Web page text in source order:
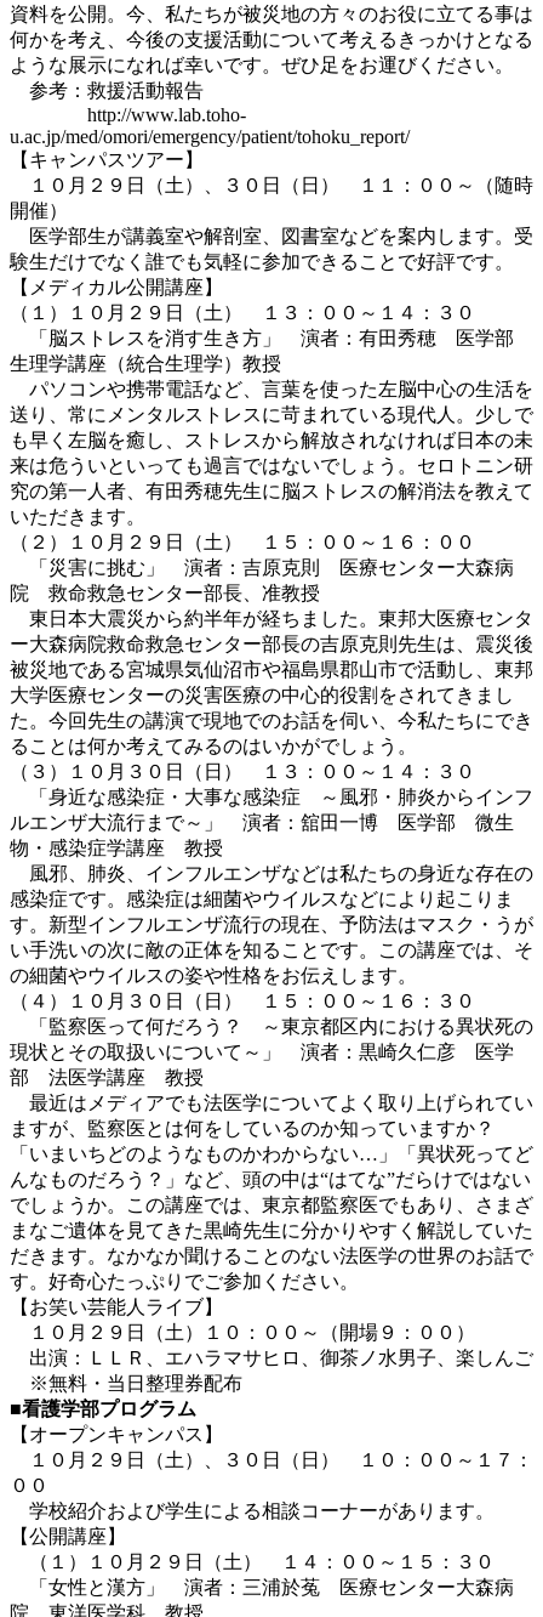
資料を公開。今、私たちが被災地の方々のお役に立てる事は
何かを考え、今後の支援活動について考えるきっかけとなる
ような展示になれば幸いです。ぜひ足をお運びください。
参考：救援活動報告
http://www.lab.toho-
u.ac.jp/med/omori/emergency/patient/tohoku_report/
【キャンパスツアー】
１０月２９日（土）、３０日（日） １１：００～（随時
開催）
医学部生が講義室や解剖室、図書室などを案内します。受
験生だけでなく誰でも気軽に参加できることで好評です。
【メディカル公開講座】
（１）１０月２９日（土） １３：００～１４：３０
「脳ストレスを消す生き方」 演者：有田秀穂 医学部
生理学講座（統合生理学）教授
パソコンや携帯電話など、言葉を使った左脳中心の生活を
送り、常にメンタルストレスに苛まれている現代人。少しで
も早く左脳を癒し、ストレスから解放されなければ日本の未
来は危ういといっても過言ではないでしょう。セロトニン研
究の第一人者、有田秀穂先生に脳ストレスの解消法を教えて
いただきます。
（２）１０月２９日（土） １５：００～１６：００
「災害に挑む」 演者：吉原克則 医療センター大森病
院 救命救急センター部長、准教授
東日本大震災から約半年が経ちました。東邦大医療センタ
ー大森病院救命救急センター部長の吉原克則先生は、震災後
被災地である宮城県気仙沼市や福島県郡山市で活動し、東邦
大学医療センターの災害医療の中心的役割をされてきまし
た。今回先生の講演で現地でのお話を伺い、今私たちにでき
ることは何か考えてみるのはいかがでしょう。
（３）１０月３０日（日） １３：００～１４：３０
「身近な感染症・大事な感染症 ～風邪・肺炎からインフ
ルエンザ大流行まで～」 演者：舘田一博 医学部 微生
物・感染症学講座 教授
風邪、肺炎、インフルエンザなどは私たちの身近な存在の
感染症です。感染症は細菌やウイルスなどにより起こりま
す。新型インフルエンザ流行の現在、予防法はマスク・うが
い手洗いの次に敵の正体を知ることです。この講座では、そ
の細菌やウイルスの姿や性格をお伝えします。
（４）１０月３０日（日） １５：００～１６：３０
「監察医って何だろう？ ～東京都区内における異状死の
現状とその取扱いについて～」 演者：黒崎久仁彦 医学
部 法医学講座 教授
最近はメディアでも法医学についてよく取り上げられてい
ますが、監察医とは何をしているのか知っていますか？
「いまいちどのようなものかわからない…」「異状死ってど
んなものだろう？」など、頭の中は“はてな”だらけではない
でしょうか。この講座では、東京都監察医でもあり、さまざ
まなご遺体を見てきた黒崎先生に分かりやすく解説していた
だきます。なかなか聞けることのない法医学の世界のお話で
す。好奇心たっぷりでご参加ください。
【お笑い芸能人ライブ】
１０月２９日（土）１０：００～（開場９：００）
出演：ＬＬＲ、エハラマサヒロ、御茶ノ水男子、楽しんご
※無料・当日整理券配布
■看護学部プログラム
【オープンキャンパス】
１０月２９日（土）、３０日（日） １０：００～１７：
００
学校紹介および学生による相談コーナーがあります。
【公開講座】
（１）１０月２９日（土） １４：００～１５：３０
「女性と漢方」 演者：三浦於菟 医療センター大森病
院 東洋医学科 教授